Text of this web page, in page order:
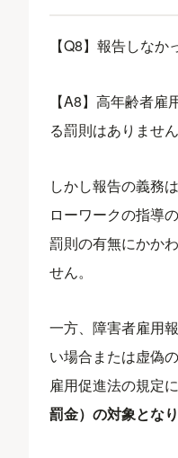
【Q8】報告しな
【A8】高年齢者
る罰則はありません
しかし報告の義務
ローワークの指導
罰則の有無にかか
せん。
一方、障害者雇用
い場合または虚偽
雇用促進法の規定
罰金）の対象となり